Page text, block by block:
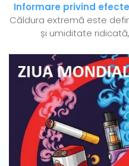
Informare privind
Căldura extremă este
și umiditate